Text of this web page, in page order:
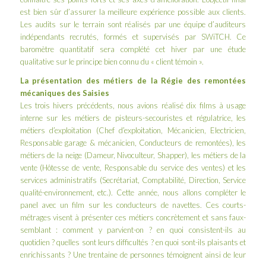
est bien sûr d’assurer la meilleure expérience possible aux clients.
Les audits sur le terrain sont réalisés par une équipe d’auditeurs
indépendants recrutés, formés et supervisés par SWiTCH. Ce
baromètre quantitatif sera complété cet hiver par une étude
qualitative sur le principe bien connu du « client témoin ».
La présentation des métiers de la Régie des remontées
mécaniques des Saisies
Les trois hivers précédents, nous avions réalisé dix films à usage
interne sur les métiers de pisteurs-secouristes et régulatrice, les
métiers d’exploitation (Chef d’exploitation, Mécanicien, Electricien,
Responsable garage & mécanicien, Conducteurs de remontées), les
métiers de la neige (Dameur, Nivoculteur, Shapper), les métiers de la
vente (Hôtesse de vente, Responsable du service des ventes) et les
services administratifs (Secrétariat, Comptabilité, Direction, Service
qualité-environnement, etc.). Cette année, nous allons compléter le
panel avec un film sur les conducteurs de navettes. Ces courts-
métrages visent à présenter ces métiers concrètement et sans faux-
semblant : comment y parvient-on ? en quoi consistent-ils au
quotidien ? quelles sont leurs difficultés ? en quoi sont-ils plaisants et
enrichissants ? Une trentaine de personnes témoignent ainsi de leur